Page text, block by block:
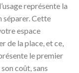
représente la
séparer. Cette
espace
de la place, et ce,
le premier
coût, sans